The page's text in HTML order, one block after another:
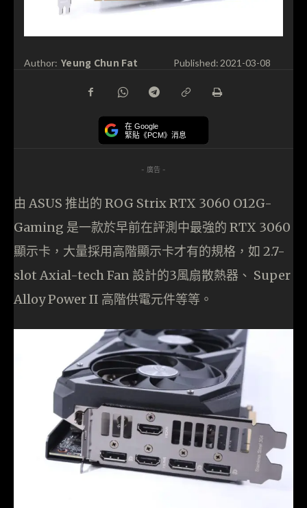
Author: Yeung Chun Fat Published:2021-03-08
在 Google
緊貼《PCM》消息
- 廣告 -
由 ASUS 推出的 ROG Strix RTX 3060 O12G-
Gaming 是一款於早前在評測中最強的 RTX 3060
顯示卡，大量採用高階顯示卡才有的規格，如 2.7-
slot Axial-tech Fan 設計的3風扇散熱器、 Super
Alloy Power II 高階供電元件等等。